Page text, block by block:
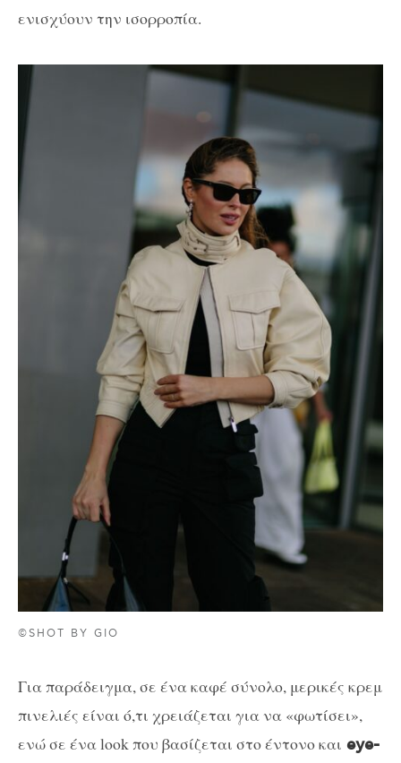
ενισχύουν την ισορροπία.
©SHOT BY GIO
Για παράδειγμα, σε ένα καφέ σύνολο, μερικές κρεμ
πινελιές είναι ό,τι χρειάζεται για να «φωτίσει»,
ενώ σε ένα look που βασίζεται στο έντονο και eye-